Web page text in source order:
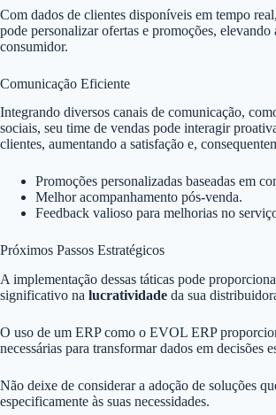
Com dados de clientes disponíveis em tempo
pode personalizar ofertas e promoções, elevando
consumidor.
Comunicação Eficiente
Integrando diversos canais de comunicação,
sociais, seu time de vendas pode interagir
clientes, aumentando a satisfação e,
Promoções personalizadas baseadas em
Melhor acompanhamento pós-venda.
Feedback valioso para melhorias no
Próximos Passos Estratégicos
A implementação dessas táticas pode
significativo na lucratividade da sua
O uso de um ERP como o EVOL ERP
necessárias para transformar dados em decisões
Não deixe de considerar a adoção de soluções
especificamente às suas necessidades.